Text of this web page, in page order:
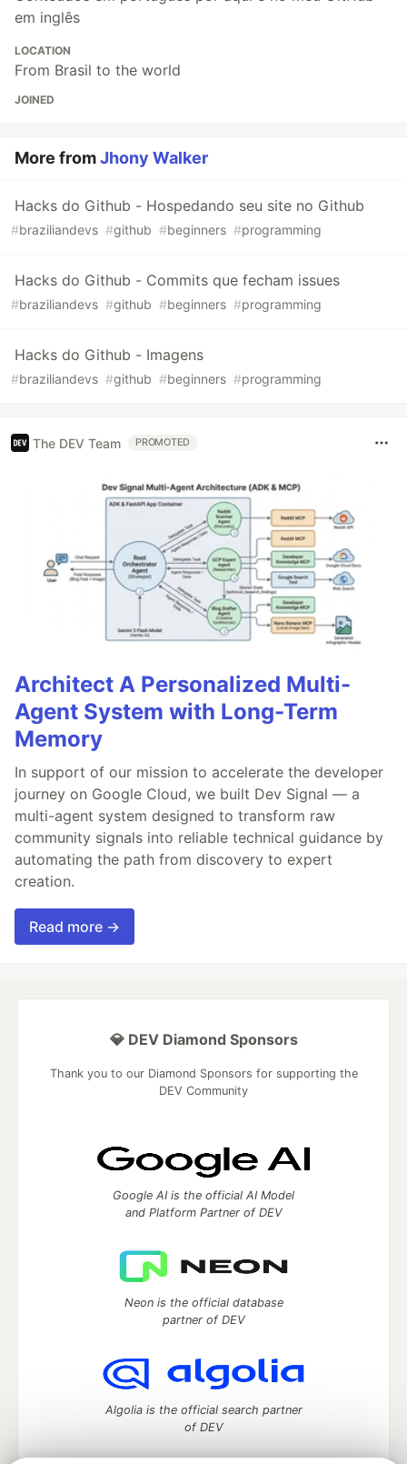
em inglês
LOCATION
From Brasil to the world
JOINED
More fromJhony Walker
Hacks do Github - Hospedando seu site no Github
#braziliandevs #github #beginners #programming
Hacks do Github - Commits que fecham issues
#braziliandevs #github #beginners #programming
Hacks do Github - Imagens
#braziliandevs #github #beginners #programming
The DEV Team PROMOTED
Architect A Personalized Multi-
Agent System with Long-Term
Memory
In support of our mission to accelerate the developer
journey on Google Cloud, we built Dev Signal — a
multi-agent system designed to transform raw
community signals into reliable technical guidance by
automating the path from discovery to expert
creation.
Read more →
💎 DEV Diamond Sponsors
Thank you to our Diamond Sponsors for supporting the
DEV Community
Google AI is the official AI Model
and Platform Partner of DEV
Neon is the official database
partner of DEV
Algolia is the official search partner
of DEV